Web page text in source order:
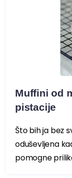
Muffini od
pistacije
Što bih ja bez
oduševljena
pomogne